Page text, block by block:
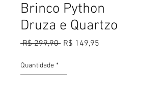
Brinco Python
Druza e Quartzo
R$ 299,90 Preço
R$ 149,95
Quantidade *